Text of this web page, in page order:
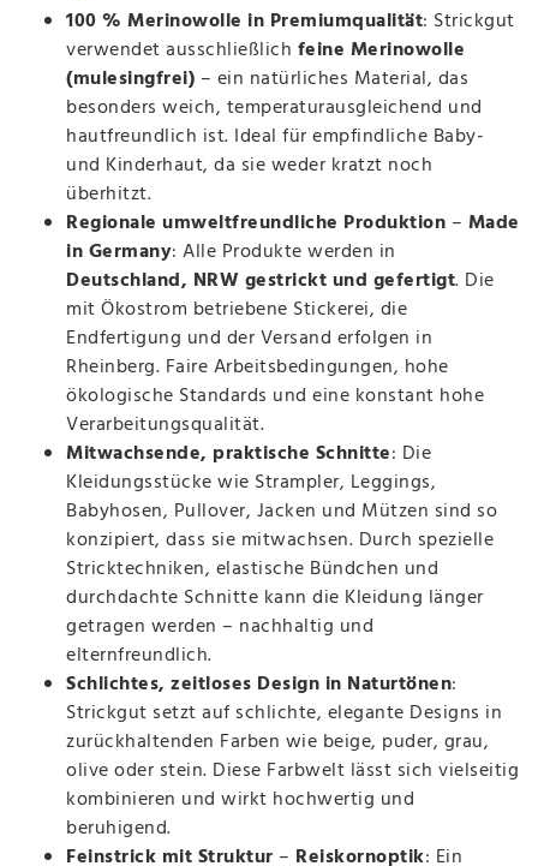
100 % Merinowolle in Premiumqualität: Strickgut
verwendet ausschließlich feine Merinowolle
(mulesingfrei) – ein natürliches Material, das
besonders weich, temperaturausgleichend und
hautfreundlich ist. Ideal für empfindliche Baby-
und Kinderhaut, da sie weder kratzt noch
überhitzt.
Regionale umweltfreundliche Produktion – Made
in Germany: Alle Produkte werden in
Deutschland, NRW gestrickt und gefertigt. Die
mit Ökostrom betriebene Stickerei, die
Endfertigung und der Versand erfolgen in
Rheinberg. Faire Arbeitsbedingungen, hohe
ökologische Standards und eine konstant hohe
Verarbeitungsqualität.
Mitwachsende, praktische Schnitte: Die
Kleidungsstücke wie Strampler, Leggings,
Babyhosen, Pullover, Jacken und Mützen sind so
konzipiert, dass sie mitwachsen. Durch spezielle
Stricktechniken, elastische Bündchen und
durchdachte Schnitte kann die Kleidung länger
getragen werden – nachhaltig und
elternfreundlich.
Schlichtes, zeitloses Design in Naturtönen:
Strickgut setzt auf schlichte, elegante Designs in
zurückhaltenden Farben wie beige, puder, grau,
olive oder stein. Diese Farbwelt lässt sich vielseitig
kombinieren und wirkt hochwertig und
beruhigend.
Feinstrick mit Struktur – Reiskornoptik: Ein